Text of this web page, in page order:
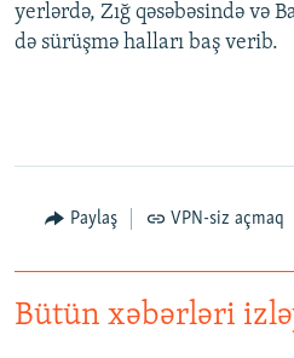
yerlərdə, Zığ qəsəbəsində və
də sürüşmə halları baş verib.
Paylaş VPN-siz açmaq
Bütün xəbərləri